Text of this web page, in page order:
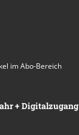
im Abo-Bereich
+ Digitalzugang